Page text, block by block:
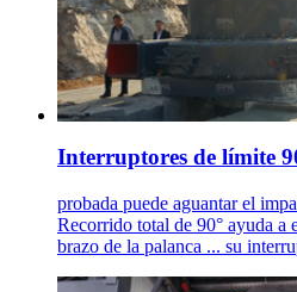
Interruptores de límite
probada puede aguantar el
Recorrido total de 90° ayuda a
brazo de la palanca ... su